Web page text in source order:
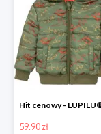
59.90 zł